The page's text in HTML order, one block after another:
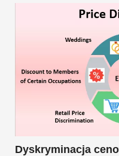
Dyskryminacja